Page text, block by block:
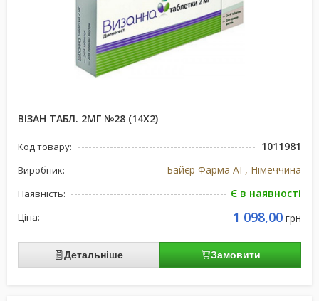
ВІЗАН ТАБЛ. 2МГ №28 (14Х2)
Код товару: 1011981
Виробник: Байєр Фарма АГ, Німеччина
Наявність: Є в наявності
Ціна: 1 098,00 грн
Детальніше Замовити